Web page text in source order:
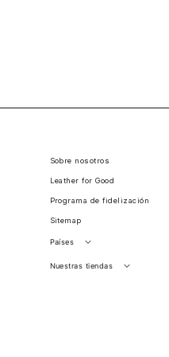
Sobre nosotros
Leather for Good
Programa de fidelización
Sitemap
Países
Perú
Nuestras tiendas